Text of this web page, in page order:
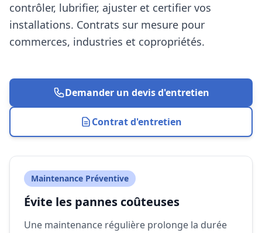
contrôler, lubrifier, ajuster et certifier vos
installations. Contrats sur mesure pour
commerces, industries et copropriétés.
Demander un devis d'entretien
Contrat d'entretien
Maintenance Préventive
Évite les pannes coûteuses
Une maintenance régulière prolonge la durée